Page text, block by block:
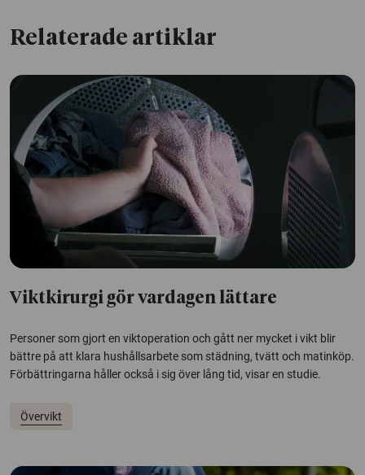
Relaterade artiklar
Viktkirurgi gör vardagen lättare
Personer som gjort en viktoperation och gått ner mycket i vikt blir
bättre på att klara hushållsarbete som städning, tvätt och matinköp.
Förbättringarna håller också i sig över lång tid, visar en studie.
Övervikt